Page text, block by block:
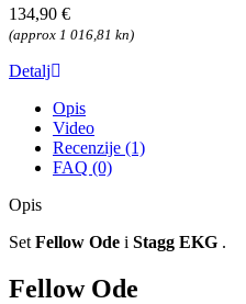
134,90 €
(approx 1 016,81 kn)
Detalj
Opis
Video
Recenzije (1)
FAQ (0)
Opis
Set Fellow Ode i Stagg EKG .
Fellow Ode